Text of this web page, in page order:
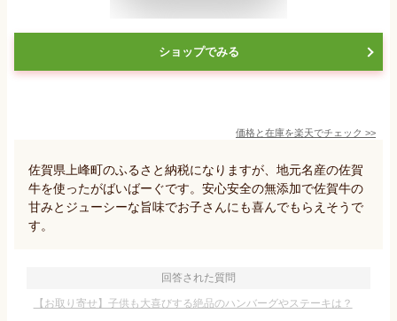
ショップでみる
価格と在庫を楽天でチェック >>
佐賀県上峰町のふるさと納税になりますが、地元名産の佐賀
牛を使ったがばいばーぐです。安心安全の無添加で佐賀牛の
甘みとジューシーな旨味でお子さんにも喜んでもらえそうで
す。
回答された質問
【お取り寄せ】子供も大喜びする絶品のハンバーグやステーキは？